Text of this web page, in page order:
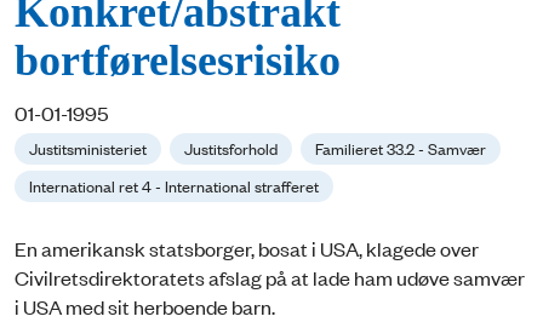
Konkret/abstrakt
bortførelsesrisiko
01-01-1995
Justitsministeriet Justitsforhold
Familieret 33.2 - Samvær
International ret 4 - International strafferet
En amerikansk statsborger, bosat i USA, klagede over
Civilretsdirektoratets afslag på at lade ham udøve samvær
i USA med sit herboende barn.